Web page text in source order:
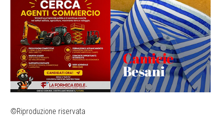
©Riproduzione riservata